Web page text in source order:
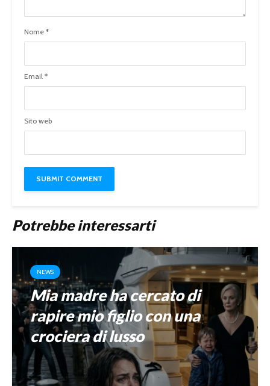
Nome *
Email *
Sito web
Potrebbe interessarti
NEWS
Mia madre ha cercato di
rapire mio figlio con una
crociera di lusso